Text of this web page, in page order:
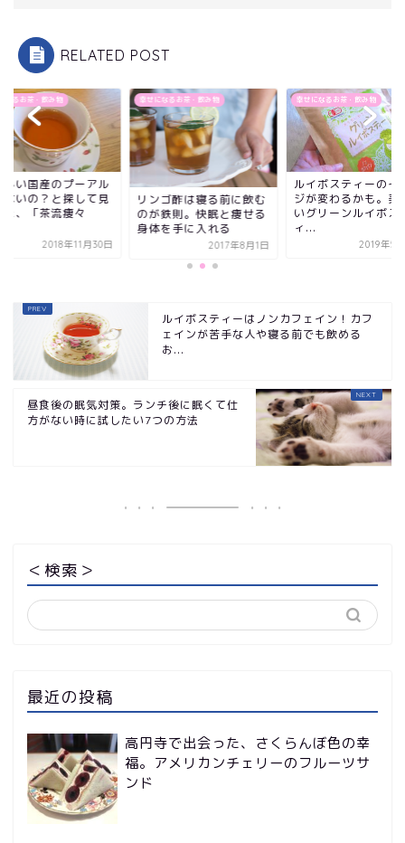
RELATED POST
なるお茶・飲み物
ゴ酢は寝る前に飲む
則。快眠と痩せる
2017年8月1日
幸せになるお茶・飲み物
ルイボスティーのイメー
ジが変わるかも。美味し
いグリーンルイボステ
ィ...
2019年5月30日
幸せになるお茶・飲み物
美味しい国産のプー
茶はないの？と探し
つけた、「茶流痩々
（さ...
2018年11
ルイボスティーはノンカフェイン！カフ
ェインが苦手な人や寝る前でも飲める
お...
昼食後の眠気対策。ランチ後に眠くて仕
方がない時に試したい7つの方法
＜検索＞
最近の投稿
高円寺で出会った、さくらんぼ色の幸
福。アメリカンチェリーのフルーツサ
ンド